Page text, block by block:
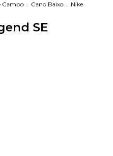
Campo . Cano Baixo . Nike
SE